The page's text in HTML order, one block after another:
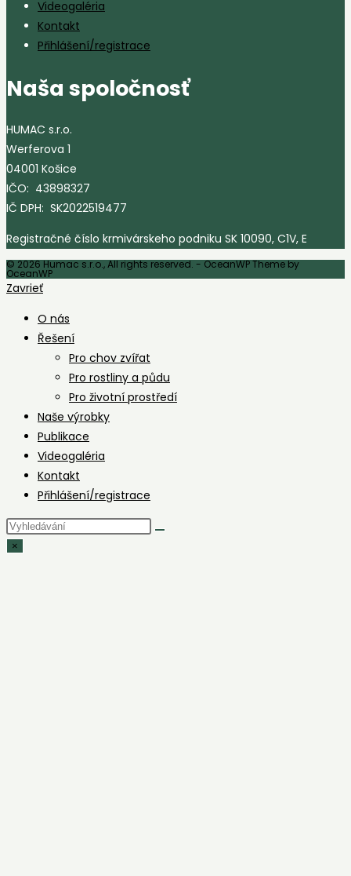
Videogaléria
Kontakt
Přihlášení/registrace
Naša spoločnosť
HUMAC s.r.o.
Werferova 1
04001 Košice
IČO: 43898327
IČ DPH: SK2022519477
Registračné číslo krmivárskeho podniku SK 10090, C1V, E
© 2026 Humac s.r.o., All rights reserved. - OceanWP Theme by
OceanWP
Zavrieť
O nás
Řešení
Pro chov zvířat
Pro rostliny a půdu
Pro životní prostředí
Naše výrobky
Publikace
Videogaléria
Kontakt
Přihlášení/registrace
Hledat
na
×